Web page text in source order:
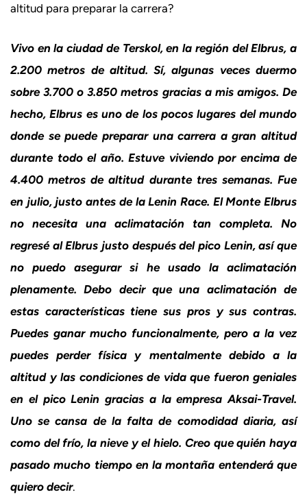
altitud para preparar la carrera?
Vivo en la ciudad de Terskol, en la región del Elbrus, a
2.200 metros de altitud. Sí, algunas veces duermo
sobre 3.700 o 3.850 metros gracias a mis amigos. De
hecho, Elbrus es uno de los pocos lugares del mundo
donde se puede preparar una carrera a gran altitud
durante todo el año. Estuve viviendo por encima de
4.400 metros de altitud durante tres semanas. Fue
en julio, justo antes de la Lenin Race. El Monte Elbrus
no necesita una aclimatación tan completa. No
regresé al Elbrus justo después del pico Lenin, así que
no puedo asegurar si he usado la aclimatación
plenamente. Debo decir que una aclimatación de
estas características tiene sus pros y sus contras.
Puedes ganar mucho funcionalmente, pero a la vez
puedes perder física y mentalmente debido a la
altitud y las condiciones de vida que fueron geniales
en el pico Lenin gracias a la empresa Aksai-Travel.
Uno se cansa de la falta de comodidad diaria, así
como del frío, la nieve y el hielo. Creo que quién haya
pasado mucho tiempo en la montaña entenderá que
quiero decir.